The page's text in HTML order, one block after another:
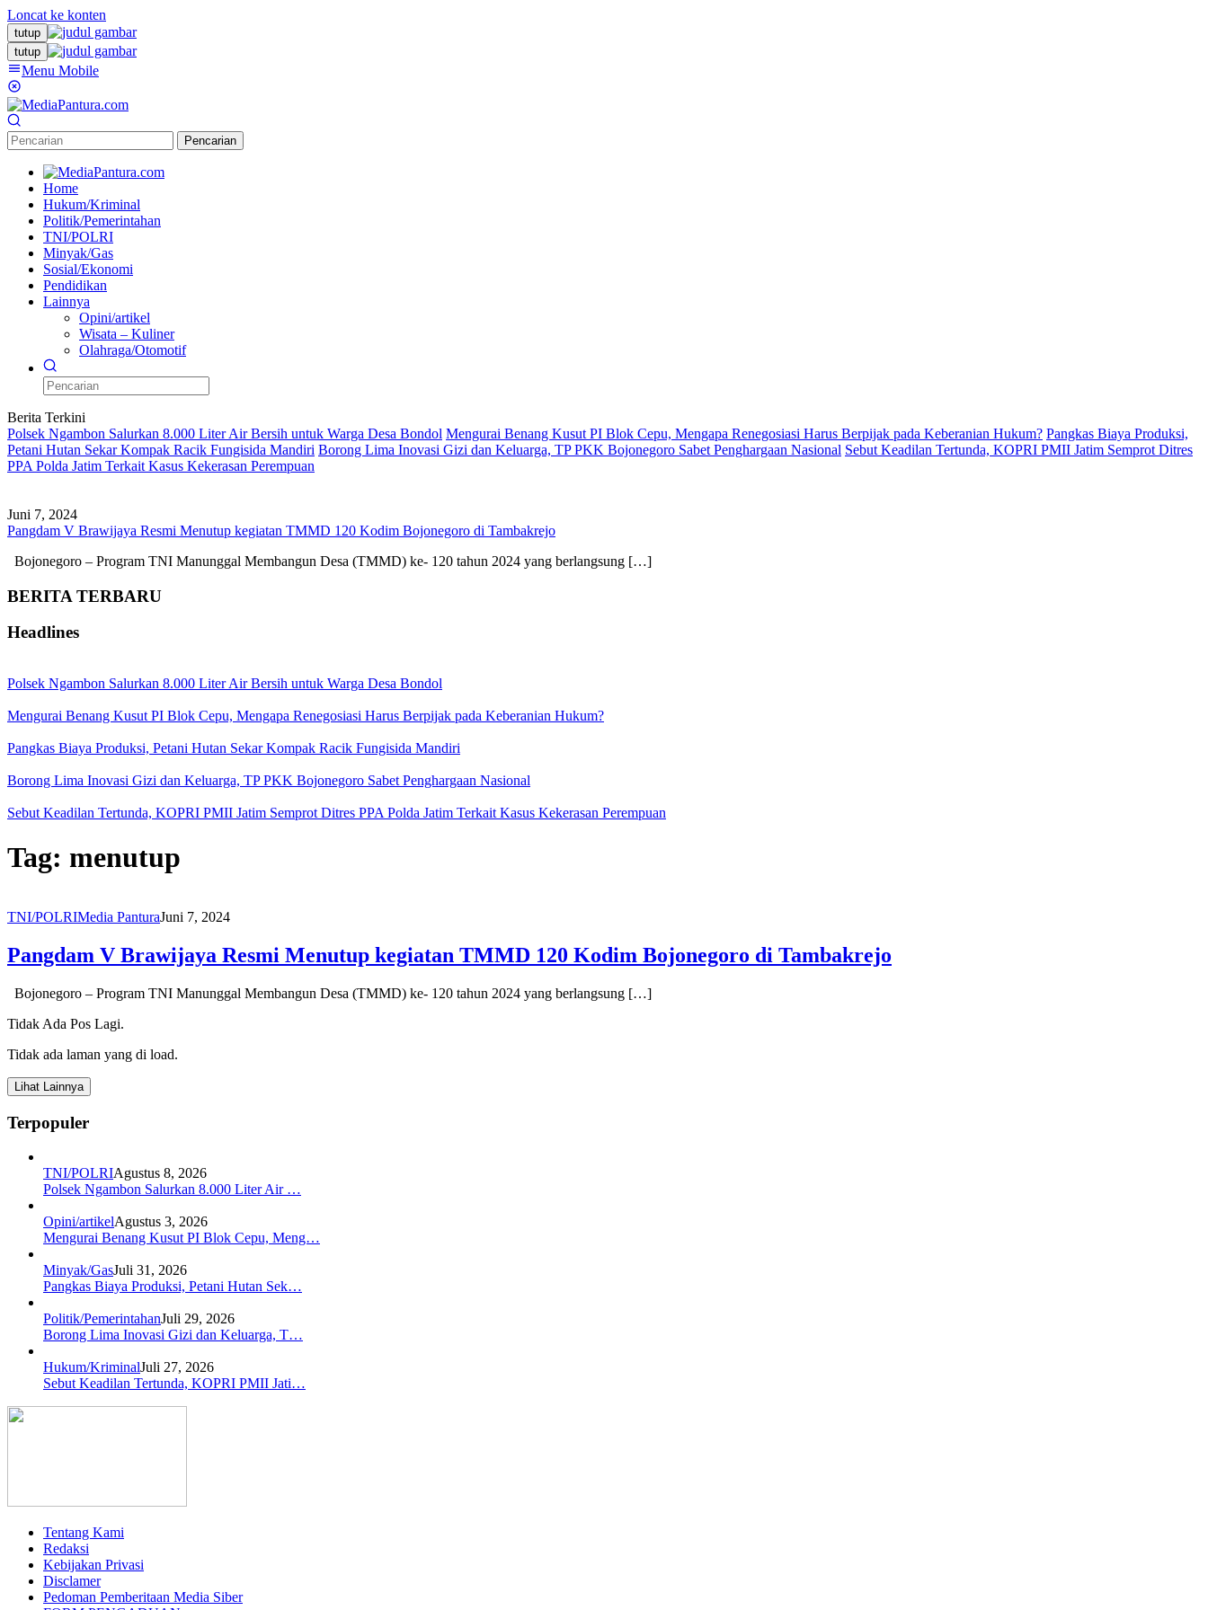
Loncat ke konten
tutup
tutup
Menu Mobile
Pencarian
Home
Hukum/Kriminal
Politik/Pemerintahan
TNI/POLRI
Minyak/Gas
Sosial/Ekonomi
Pendidikan
Lainnya
Opini/artikel
Wisata – Kuliner
Olahraga/Otomotif
Berita Terkini
Polsek Ngambon Salurkan 8.000 Liter Air Bersih untuk Warga Desa Bondol Mengurai Benang Kusut PI Blok Cepu, Mengapa Renegosiasi Harus Berpijak pada Keberanian Hukum? Pangkas Biaya Produksi,
Petani Hutan Sekar Kompak Racik Fungisida Mandiri Borong Lima Inovasi Gizi dan Keluarga, TP PKK Bojonegoro Sabet Penghargaan Nasional Sebut Keadilan Tertunda, KOPRI PMII Jatim Semprot Ditres
PPA Polda Jatim Terkait Kasus Kekerasan Perempuan
Juni 7, 2024
Pangdam V Brawijaya Resmi Menutup kegiatan TMMD 120 Kodim Bojonegoro di Tambakrejo
Bojonegoro – Program TNI Manunggal Membangun Desa (TMMD) ke- 120 tahun 2024 yang berlangsung […]
BERITA TERBARU
Headlines
Polsek Ngambon Salurkan 8.000 Liter Air Bersih untuk Warga Desa Bondol
Mengurai Benang Kusut PI Blok Cepu, Mengapa Renegosiasi Harus Berpijak pada Keberanian Hukum?
Pangkas Biaya Produksi, Petani Hutan Sekar Kompak Racik Fungisida Mandiri
Borong Lima Inovasi Gizi dan Keluarga, TP PKK Bojonegoro Sabet Penghargaan Nasional
Sebut Keadilan Tertunda, KOPRI PMII Jatim Semprot Ditres PPA Polda Jatim Terkait Kasus Kekerasan Perempuan
Tag: menutup
TNI/POLRIMedia PanturaJuni 7, 2024
Pangdam V Brawijaya Resmi Menutup kegiatan TMMD 120 Kodim Bojonegoro di Tambakrejo
Bojonegoro – Program TNI Manunggal Membangun Desa (TMMD) ke- 120 tahun 2024 yang berlangsung […]
Tidak Ada Pos Lagi.
Tidak ada laman yang di load.
Lihat Lainnya
Terpopuler
TNI/POLRIAgustus 8, 2026
Polsek Ngambon Salurkan 8.000 Liter Air …
Opini/artikelAgustus 3, 2026
Mengurai Benang Kusut PI Blok Cepu, Meng…
Minyak/GasJuli 31, 2026
Pangkas Biaya Produksi, Petani Hutan Sek…
Politik/PemerintahanJuli 29, 2026
Borong Lima Inovasi Gizi dan Keluarga, T…
Hukum/KriminalJuli 27, 2026
Sebut Keadilan Tertunda, KOPRI PMII Jati…
Tentang Kami
Redaksi
Kebijakan Privasi
Disclamer
Pedoman Pemberitaan Media Siber